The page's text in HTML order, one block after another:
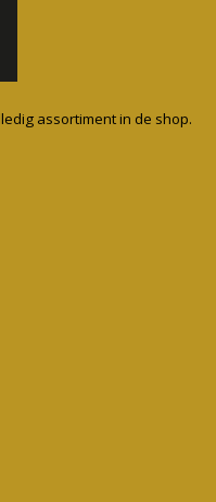
assortiment in de shop.